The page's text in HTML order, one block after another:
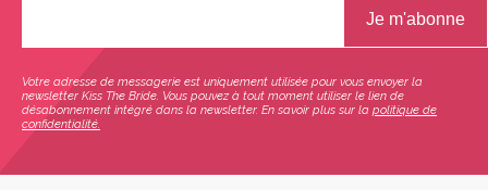
Votre adresse de messagerie est uniquement utilisée pour vous envoyer la
newsletter Kiss The Bride. Vous pouvez à tout moment utiliser le lien de
désabonnement intégré dans la newsletter. En savoir plus sur la politique de
confidentialité.